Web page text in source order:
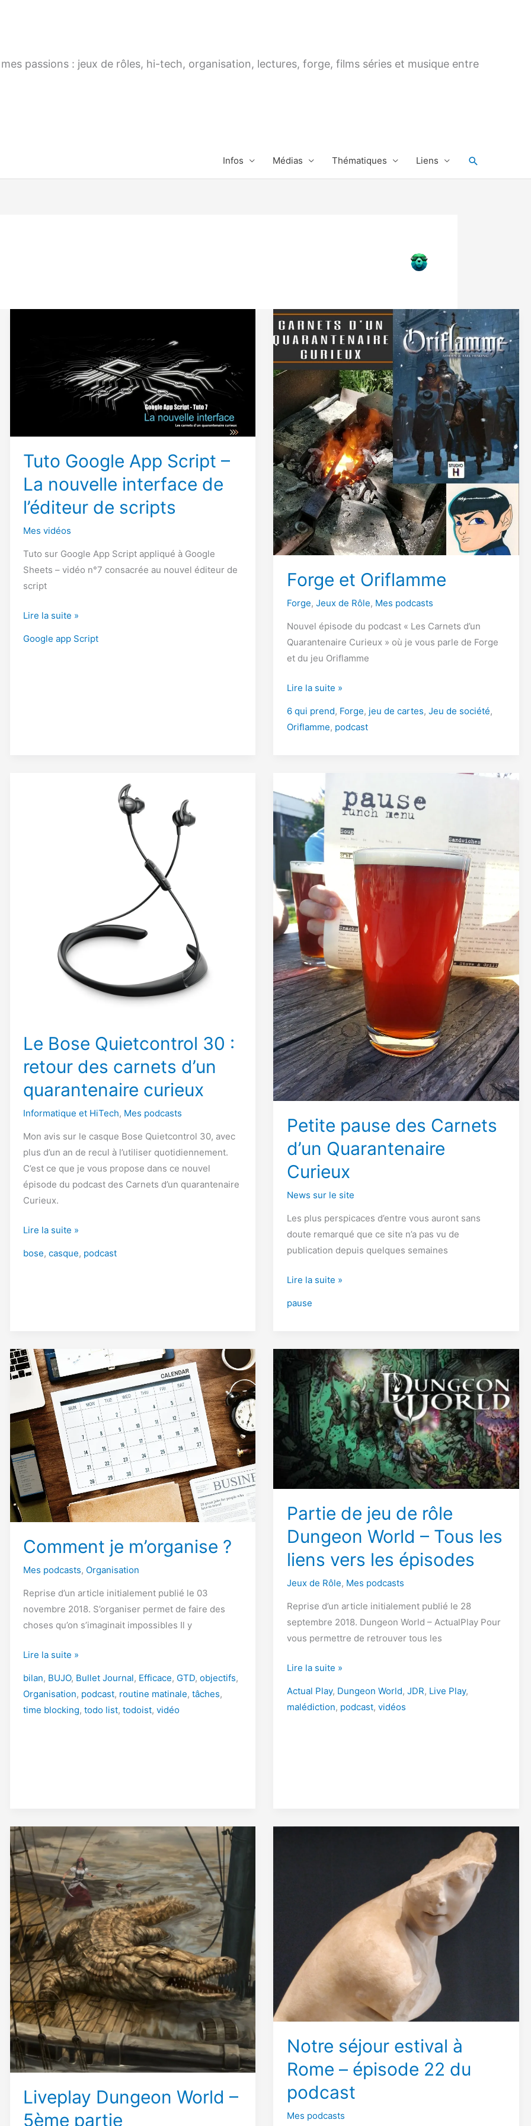
passions : jeux de rôles, hi-tech, organisation, lectures, forge, films séries et musique entre
Infos Médias Thématiques Liens Rechercher
Tuto Google App Script –
La nouvelle interface de
l’éditeur de scripts
Mes vidéos
Tuto sur Google App Script appliqué à Google
Sheets – vidéo n°7 consacrée au nouvel éditeur de
script
Tuto
Lire la suite »
Google app Script
Forge et Oriflamme
Forge, Jeux de Rôle, Mes podcasts
Nouvel épisode du podcast « Les Carnets d’un
Quarantenaire Curieux » où je vous parle de Forge
et du jeu Oriflamme
Forge
Oriflamme
Lire la suite »
6 qui prend, Forge, jeu de cartes, Jeu de société,
Oriflamme, podcast
Le Bose Quietcontrol 30 :
retour des carnets d’un
quarantenaire curieux
Informatique et HiTech, Mes podcasts
Mon avis sur le casque Bose Quietcontrol 30, avec
plus d’un an de recul à l’utiliser quotidiennement.
C’est ce que je vous propose dans ce nouvel
épisode du podcast des Carnets d’un quarantenaire
Curieux.
Le
Quietcontrol
d’un
quarantenaire
curieux
Lire la suite »
bose,casque, podcast
Petite pause des Carnets
d’un Quarantenaire
Curieux
News sur le site
Les plus perspicaces d’entre vous auront sans
doute remarqué que ce site n’a pas vu de
publication depuis quelques semaines
Petite
des
Quarantenaire
Curieux
Lire la suite »
pause
Comment je m’organise ?
Mes podcasts, Organisation
Reprise d’un article initialement publié le 03
novembre 2018. S’organiser permet de faire des
choses qu’on s’imaginait impossibles Il y
Comment
m’organise
Lire la suite »
bilan, BUJO, Bullet Journal, Efficace, GTD,objectifs,
Organisation, podcast, routine matinale,tâches,
time blocking,todo list,todoist,vidéo
Partie de jeu de rôle
Dungeon World – Tous les
liens vers les épisodes
Jeux de Rôle, Mes podcasts
Reprise d’un article initialement publié le 28
septembre 2018. Dungeon World – ActualPlay Pour
vous permettre de retrouver tous les
Partie
liens
Lire la suite »
Actual Play, Dungeon World, JDR, Live Play,
malédiction, podcast, vidéos
Liveplay Dungeon World –
5ème partie
Notre séjour estival à
Rome – épisode 22 du
podcast
Mes podcasts